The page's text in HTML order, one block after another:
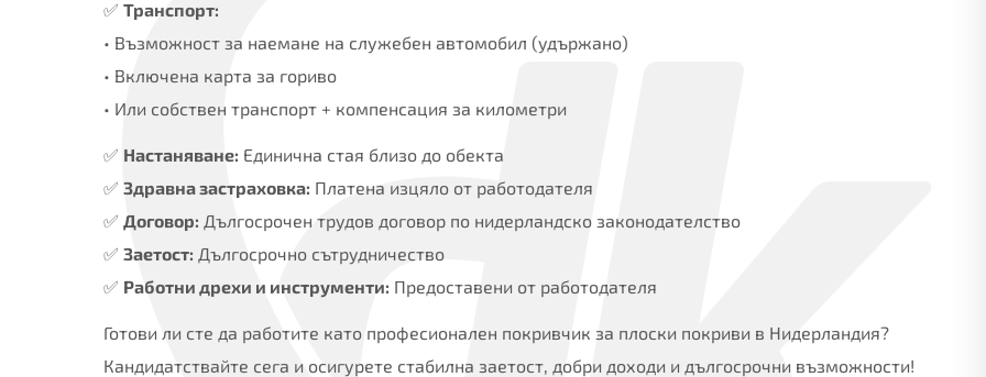
✅Транспорт:
• Възможност за наемане на служебен автомобил (удържано)
• Включена карта за гориво
• Или собствен транспорт + компенсация за километри
✅ Настаняване: Единична стая близо до обекта
✅Здравна застраховка: Платена изцяло от работодателя
✅ Договор: Дългосрочен трудов договор по нидерландско законодателство
✅Заетост: Дългосрочно сътрудничество
✅ Работни дрехи и инструменти: Предоставени от работодателя
Готови ли сте да работите като професионален покривчик за плоски покриви в Нидерландия?
Кандидатствайте сега и осигурете стабилна заетост, добри доходи и дългосрочни възможности!